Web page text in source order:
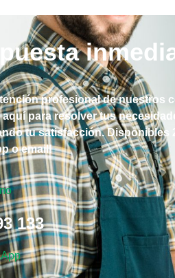
profesional de nuestros
para resolver tus
tu satisfacción. Disponibles
o email!
133